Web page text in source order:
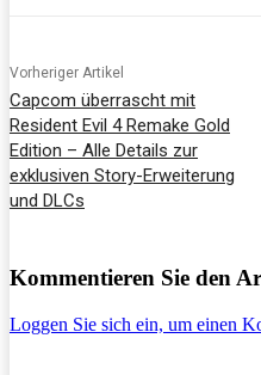
Vorheriger Artikel
Capcom überrascht mit
Resident Evil 4 Remake Gold
Edition – Alle Details zur
exklusiven Story-Erweiterung
und DLCs
Kommentieren Sie den
Loggen Sie sich ein, um einen